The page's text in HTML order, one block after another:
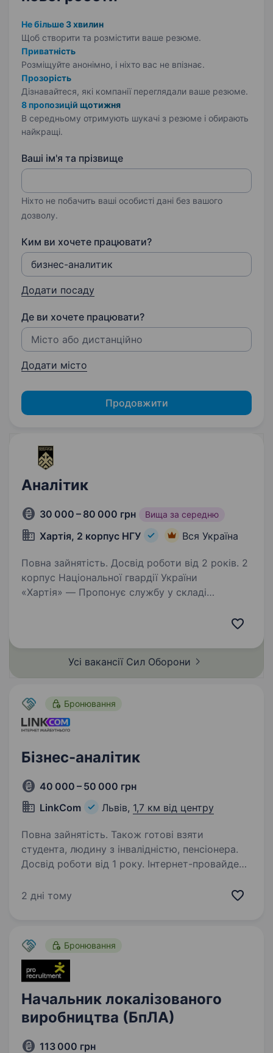
Не більше 3 хвилин
Щоб створити та розмістити ваше резюме.
Приватність
Розміщуйте анонімно, і ніхто вас не впізнає.
Прозорість
Дізнавайтеся, які компанії переглядали ваше резюме.
8 пропозицій щотижня
В середньому отримують шукачі з резюме і обирають
найкращі.
Ваші ім'я та прізвище
Ніхто не побачить ваші особисті дані без вашого
дозволу.
Ким ви хочете працювати?
Додати посаду
Де ви хочете працювати?
Додати місто
Продовжити
Аналітик
30 000 – 80 000 грн Вища за середню
Хартія, 2 корпус НГУ Вся Україна
Повна зайнятість. Досвід роботи від 2 років. 2
корпус Національної гвардії України
«Хартія» — Пропонує службу у складі
підрозділу з якісним навчанням, підготовкою,
реалізації свого…
Усі вакансії Сил Оборони
Бронювання
Бізнес-аналітик
40 000 – 50 000 грн
LinkСom
Львів, 1,7 км від центру
Повна зайнятість. Також готові взяти
студента, людину з інвалідністю, пенсіонера.
Досвід роботи від 1 року. Інтернет-провайдер
абонент мав зв’язок зі світом. Ми будуємо
наших талановитих спеціалістів…
2 дні тому
Бронювання
Начальник локалізованого
виробництва (БпЛА)
113 000 грн